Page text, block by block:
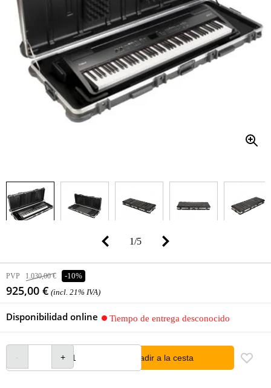
1/5
PVP 1.030,00 € -10%
925,00 € (incl. 21% IVA)
Disponibilidad online Tiempo de entrega desconocido
añadir a la cesta